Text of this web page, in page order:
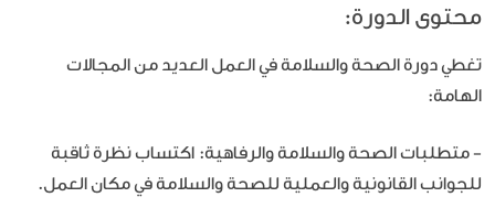
محتوى الدورة:
تغطي دورة الصحة والسلامة في العمل العديد من المجالات
الهامة:
- متطلبات الصحة والسلامة والرفاهية: اكتساب نظرة ثاقبة
للجوانب القانونية والعملية للصحة والسلامة في مكان العمل.